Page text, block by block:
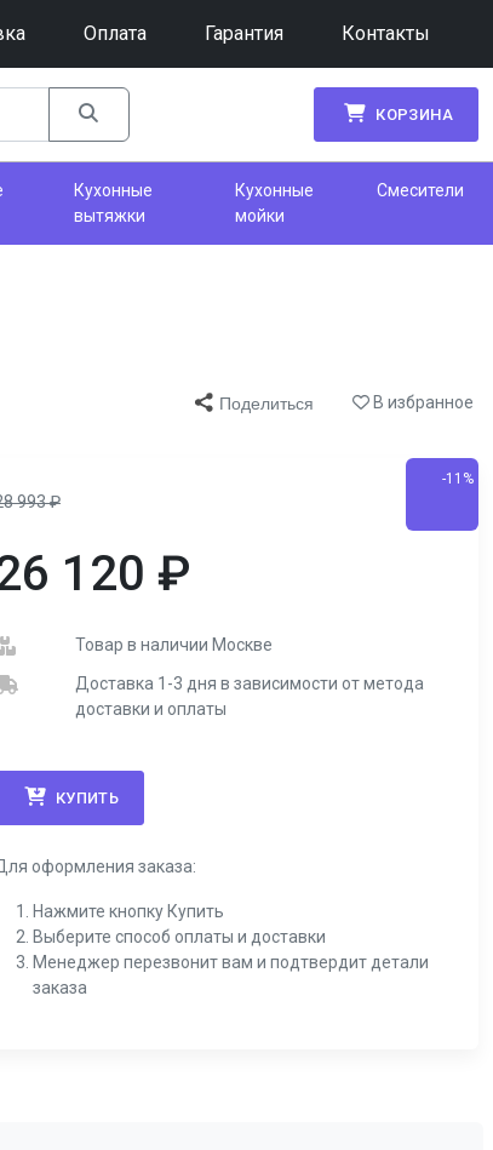
Оплата Гарантия Контакты
КОРЗИНА
Кухонные
вытяжки
Кухонные
мойки
Смесители
Поделиться В избранное
993₽
-11%
120 ₽
Товар в наличии Москве
Доставка 1-3 дня в зависимости от метода
доставки и оплаты
КУПИТЬ
оформления заказа:
Нажмите кнопку Купить
Выберите способ оплаты и доставки
Менеджер перезвонит вам и подтвердит детали
заказа